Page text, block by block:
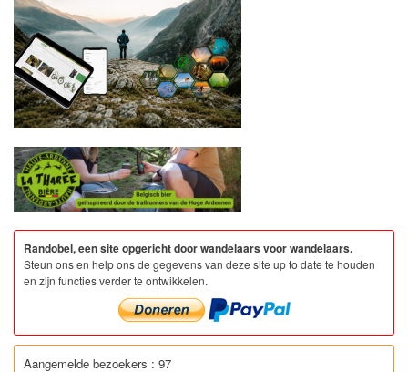
Randobel, een site opgericht door wandelaars voor wandelaars.
Steun ons en help ons de gegevens van deze site up to date te houden
en zijn functies verder te ontwikkelen.
Aangemelde bezoekers : 97